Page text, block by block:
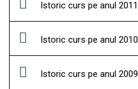
Istoric curs pe anul 2011
Istoric curs pe anul 2010
Istoric curs pe anul 2009